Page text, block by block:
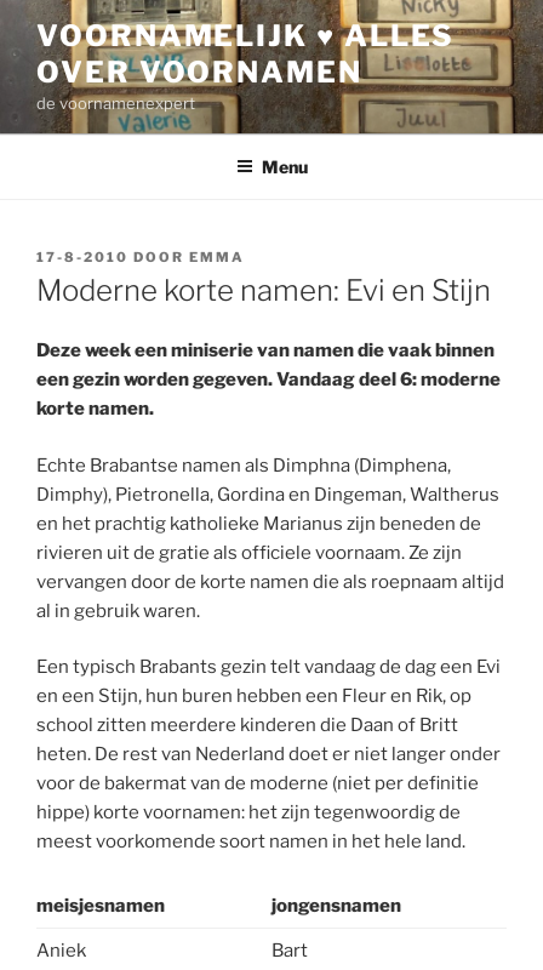
inhoud
VOORNAMELIJK ♥ ALLES
OVER VOORNAMEN
de voornamenexpert
Menu
GEPLAATST
OP
17-8-2010 DOOR EMMA
Moderne korte namen: Evi en Stijn
Deze week een miniserie van namen die vaak binnen
een gezin worden gegeven. Vandaag deel 6: moderne
korte namen.
Echte Brabantse namen als Dimphna (Dimphena,
Dimphy), Pietronella, Gordina en Dingeman, Waltherus
en het prachtig katholieke Marianus zijn beneden de
rivieren uit de gratie als officiele voornaam. Ze zijn
vervangen door de korte namen die als roepnaam altijd
al in gebruik waren.
Een typisch Brabants gezin telt vandaag de dag een Evi
en een Stijn, hun buren hebben een Fleur en Rik, op
school zitten meerdere kinderen die Daan of Britt
heten. De rest van Nederland doet er niet langer onder
voor de bakermat van de moderne (niet per definitie
hippe) korte voornamen: het zijn tegenwoordig de
meest voorkomende soort namen in het hele land.
meisjesnamen jongensnamen
Aniek Bart